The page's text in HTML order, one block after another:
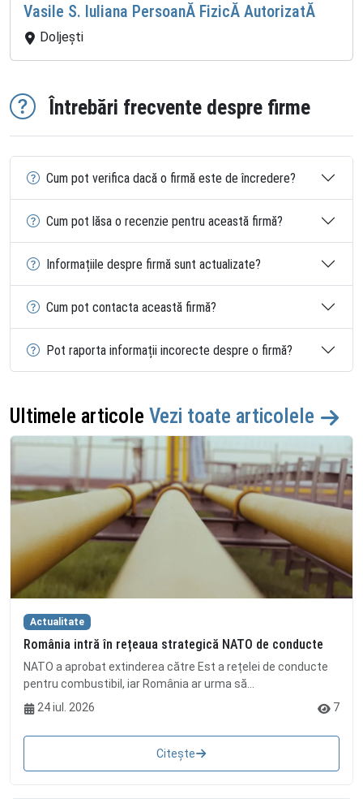
Vasile S. Iuliana PersoanĂ FizicĂ AutorizatĂ
Doljeşti
Întrebări frecvente despre firme
Cum pot verifica dacă o firmă este de încredere?
Cum pot lăsa o recenzie pentru această firmă?
Informațiile despre firmă sunt actualizate?
Cum pot contacta această firmă?
Pot raporta informații incorecte despre o firmă?
Ultimele articole Vezi toate articolele
Actualitate
România intră în rețeaua strategică NATO de conducte
NATO a aprobat extinderea către Est a rețelei de conducte
pentru combustibil, iar România ar urma să...
24 iul. 2026
7
Citește